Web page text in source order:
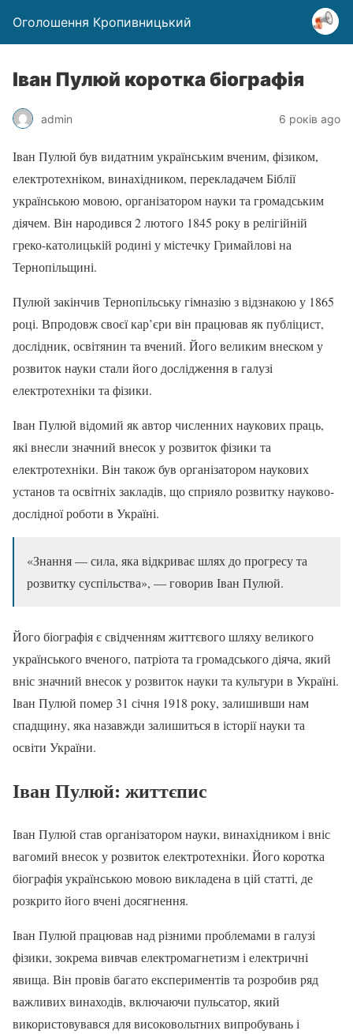
Оголошення Кропивницький
Іван Пулюй коротка біографія
admin 6 років ago
Іван Пулюй був видатним українським вченим, фізиком,
електротехніком, винахідником, перекладачем Біблії
українською мовою, організатором науки та громадським
діячем. Він народився 2 лютого 1845 року в релігійній
греко-католицькій родині у містечку Гримайлові на
Тернопільщині.
Пулюй закінчив Тернопільську гімназію з відзнакою у 1865
році. Впродовж своєї кар’єри він працював як публіцист,
дослідник, освітянин та вчений. Його великим внеском у
розвиток науки стали його дослідження в галузі
електротехніки та фізики.
Іван Пулюй відомий як автор численних наукових праць,
які внесли значний внесок у розвиток фізики та
електротехніки. Він також був організатором наукових
установ та освітніх закладів, що сприяло розвитку науково-
дослідної роботи в Україні.
«Знання — сила, яка відкриває шлях до прогресу та
розвитку суспільства», — говорив Іван Пулюй.
Його біографія є свідченням життєвого шляху великого
українського вченого, патріота та громадського діяча, який
вніс значний внесок у розвиток науки та культури в Україні.
Іван Пулюй помер 31 січня 1918 року, залишивши нам
спадщину, яка назавжди залишиться в історії науки та
освіти України.
Іван Пулюй: життєпис
Іван Пулюй став організатором науки, винахідником і вніс
вагомий внесок у розвиток електротехніки. Його коротка
біографія українською мовою викладена в цій статті, де
розкрито його вчені досягнення.
Іван Пулюй працював над різними проблемами в галузі
фізики, зокрема вивчав електромагнетизм і електричні
явища. Він провів багато експериментів та розробив ряд
важливих винаходів, включаючи пульсатор, який
використовувався для високовольтних випробувань і